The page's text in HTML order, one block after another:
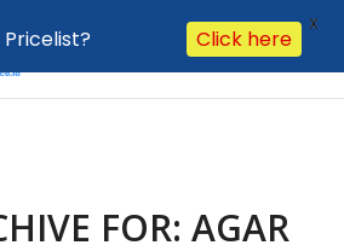
Click here
X